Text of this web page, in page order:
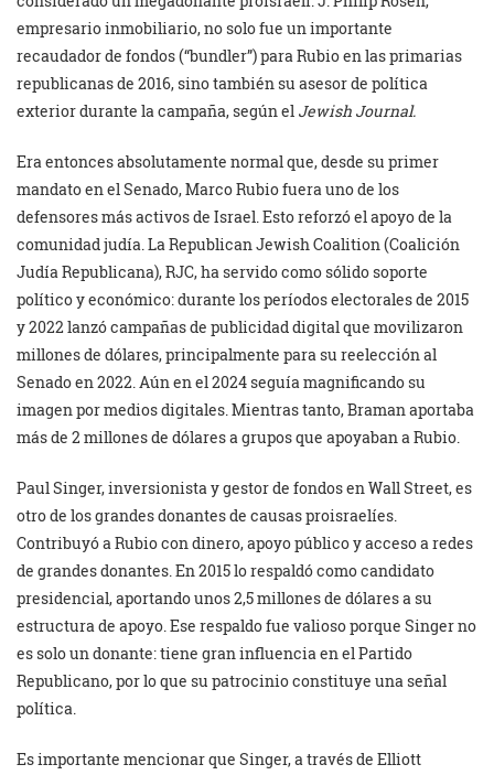
empresario inmobiliario, no solo fue un importante
recaudador de fondos (“bundler”) para Rubio en las primarias
republicanas de 2016, sino también su asesor de política
exterior durante la campaña, según el Jewish Journal.
Era entonces absolutamente normal que, desde su primer
mandato en el Senado, Marco Rubio fuera uno de los
defensores más activos de Israel. Esto reforzó el apoyo de la
comunidad judía. La Republican Jewish Coalition (Coalición
Judía Republicana), RJC, ha servido como sólido soporte
político y económico: durante los períodos electorales de 2015
y 2022 lanzó campañas de publicidad digital que movilizaron
millones de dólares, principalmente para su reelección al
Senado en 2022. Aún en el 2024 seguía magnificando su
imagen por medios digitales. Mientras tanto, Braman aportaba
más de 2 millones de dólares a grupos que apoyaban a Rubio.
Paul Singer, inversionista y gestor de fondos en Wall Street, es
otro de los grandes donantes de causas proisraelíes.
Contribuyó a Rubio con dinero, apoyo público y acceso a redes
de grandes donantes. En 2015 lo respaldó como candidato
presidencial, aportando unos 2,5 millones de dólares a su
estructura de apoyo. Ese respaldo fue valioso porque Singer no
es solo un donante: tiene gran influencia en el Partido
Republicano, por lo que su patrocinio constituye una señal
política.
Es importante mencionar que Singer, a través de Elliott